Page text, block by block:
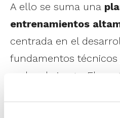
A ello se suma una
entrenamientos
centrada en el
fundamentos técnicos
reales de juego. El
para trabajar